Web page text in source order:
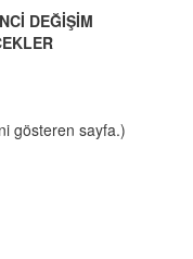
DEĞİŞİM
gösteren sayfa.)